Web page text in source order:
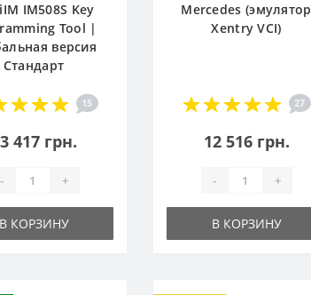
IM508S Key
Tool |
версия
Стандарт
15
417 грн.
- +
В КОРЗИНУ
Mercedes (эмулятор
Xentry VCI)
27
12 516 грн.
- +
В КОРЗИНУ